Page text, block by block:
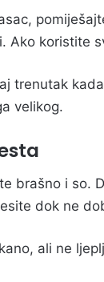
Ako koristite
trenutak
velikog.
brašno i so.
dok ne
ali ne